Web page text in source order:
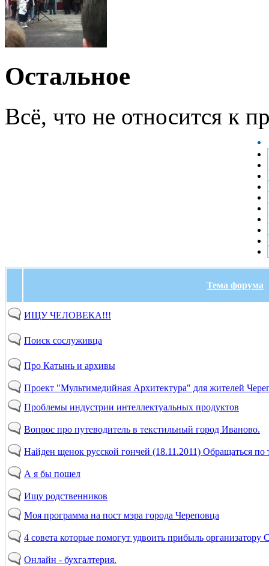
Остальное
Всё, что не относится к
Тема форума
ИЩУ ЧЕЛОВЕКА!!!
Поиск сослуживца
Про Катынь и архивы
Проект "Мультимедийная Архитектура" для жителей
Проблемы индустрии интеллектуальных продуктов
Вопрос про путеводитель в текстильный город Иваново.
Найден щенок русской гончей (18.11.2011) Обращаться по
А я бы пошел
Ищу родственников
Моя программа на пост мэра города Череповца
4 совета которые помогут удвоить прибыль организатору
Онлайн - бухгалтерия.